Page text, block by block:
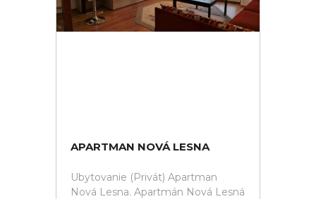
APARTMAN NOVÁ LESNA
Ubytovanie (Privát) Apartman
Nová Lesna. Apartmán Nová Lesná